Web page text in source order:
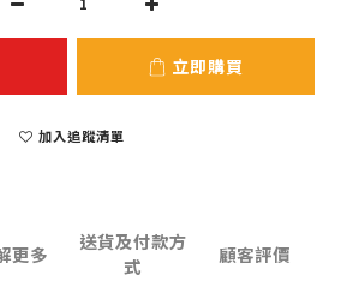
立即購買
加入追蹤清單
更多
送貨及付款方
式
顧客評價